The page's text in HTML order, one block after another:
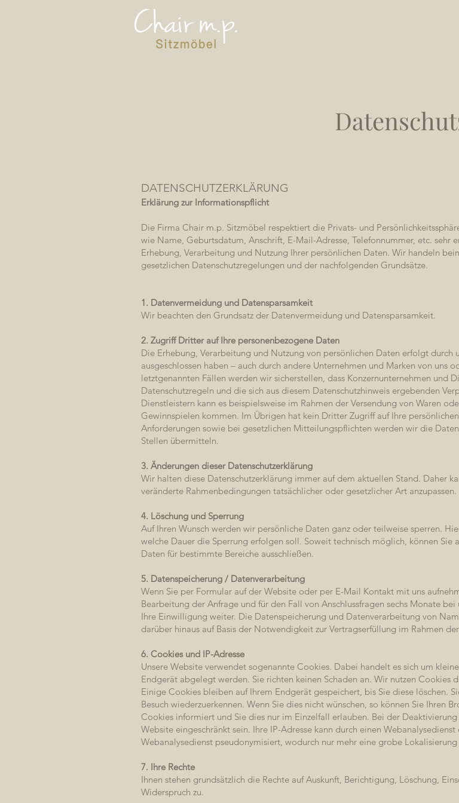
DATENSCHUTZERKLÄRUNG
Erklärung zur Informationspflicht
Die Firma Chair m.p. Sitzmöbel respektiert die Privats- und
wie Name, Geburtsdatum, Anschrift, E-Mail-Adresse, Telefonnummer, etc. sehr
Erhebung, Verarbeitung und Nutzung Ihrer persönlichen Daten. Wir handeln
gesetzlichen Datenschutzregelungen und der nachfolgenden Grundsätze.
1. Datenvermeidung und Datensparsamkeit
Wir beachten den Grundsatz der Datenvermeidung und Datensparsamkeit.
2. Zugriff Dritter auf Ihre personenbezogene Daten
Die Erhebung, Verarbeitung und Nutzung von persönlichen Daten erfolgt durch
ausgeschlossen haben – auch durch andere Unternehmen und Marken von uns
letztgenannten Fällen werden wir sicherstellen, dass Konzernunternehmen und
Datenschutzregeln und die sich aus diesem Datenschutzhinweis ergebenden
Dienstleistern kann es beispielsweise im Rahmen der Versendung von Waren
Gewinnspielen kommen. Im Übrigen hat kein Dritter Zugriff auf Ihre
Anforderungen sowie bei gesetzlichen Mitteilungspflichten werden wir die
Stellen übermitteln.
3. Änderungen dieser Datenschutzerklärung
Wir halten diese Datenschutzerklärung immer auf dem aktuellen Stand. Daher
veränderte Rahmenbedingungen tatsächlicher oder gesetzlicher Art anzupassen.
4. Löschung und Sperrung
Auf Ihren Wunsch werden wir persönliche Daten ganz oder teilweise sperren.
welche Dauer die Sperrung erfolgen soll. Soweit technisch möglich, können Sie
Daten für bestimmte Bereiche ausschließen.
5. Datenspeicherung / Datenverarbeitung
Wenn Sie per Formular auf der Website oder per E-Mail Kontakt mit uns
Bearbeitung der Anfrage und für den Fall von Anschlussfragen sechs Monate
Ihre Einwilligung weiter. Die Datenspeicherung und Datenverarbeitung von
darüber hinaus auf Basis der Notwendigkeit zur Vertragserfüllung im Rahmen
6. Cookies und IP-Adresse
Unsere Website verwendet sogenannte Cookies. Dabei handelt es sich um
Endgerät abgelegt werden. Sie richten keinen Schaden an. Wir nutzen Cookies
Einige Cookies bleiben auf Ihrem Endgerät gespeichert, bis Sie diese löschen.
Besuch wiederzuerkennen. Wenn Sie dies nicht wünschen, so können Sie Ihren
Cookies informiert und Sie dies nur im Einzelfall erlauben. Bei der
Website eingeschränkt sein. Ihre IP-Adresse kann durch einen
Webanalysedienst pseudonymisiert, wodurch nur mehr eine grobe
7. Ihre Rechte
Ihnen stehen grundsätzlich die Rechte auf Auskunft, Berichtigung, Löschung,
Widerspruch zu.